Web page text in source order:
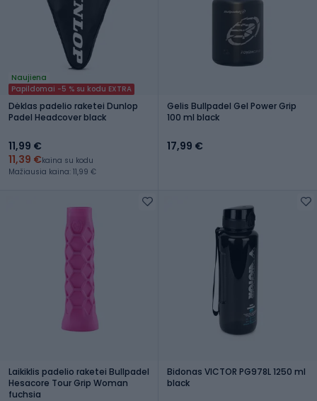
Naujiena
Papildomai -5 % su kodu EXTRA
Dėklas padelio raketei Dunlop
Padel Headcover black
11,99 €
11,39 €kaina su kodu
Mažiausia kaina: 11,99 €
Gelis Bullpadel Gel Power Grip
100 ml black
17,99 €
Laikiklis padelio raketei Bullpadel
Hesacore Tour Grip Woman
fuchsia
Bidonas VICTOR PG978L 1250 ml
black